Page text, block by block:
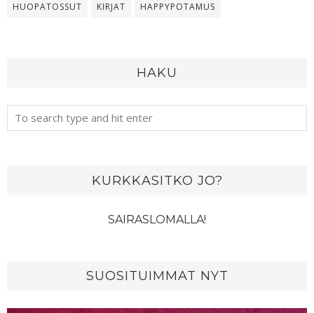
HUOPATOSSUT KIRJAT HAPPYPOTAMUS
HAKU
KURKKASITKO JO?
SAIRASLOMALLA!
SUOSITUIMMAT NYT